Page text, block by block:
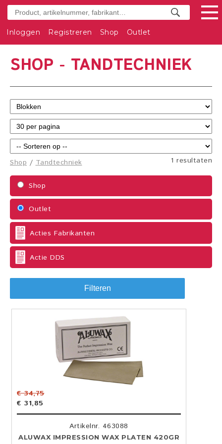
Inloggen Registreren Shop Outlet
SHOP - TANDTECHNIEK
1 resultaten
Shop /Tandtechniek
Shop
Outlet
Acties Fabrikanten
Actie DDS
Filteren
€ 34,75
€ 31,85
Artikelnr. 463088
ALUWAX IMPRESSION WAX PLATEN 420GR